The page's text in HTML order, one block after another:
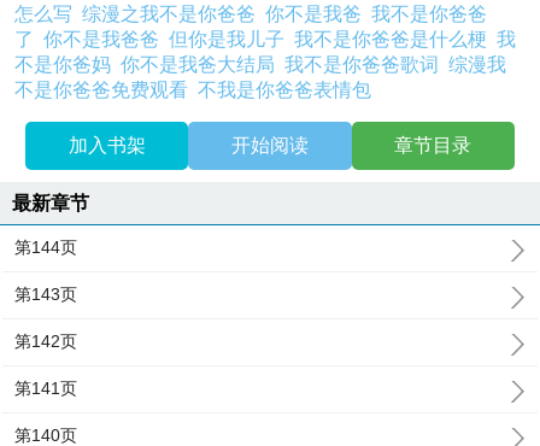
怎么写综漫之我不是你爸爸你不是我爸我不是你爸爸
了你不是我爸爸但你是我儿子我不是你爸爸是什么梗我
不是你爸妈你不是我爸大结局我不是你爸爸歌词综漫我
不是你爸爸免费观看不我是你爸爸表情包
加入书架 开始阅读 章节目录
最新章节
第144页
第143页
第142页
第141页
第140页